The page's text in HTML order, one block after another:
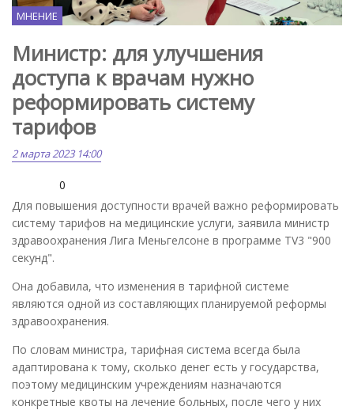
МНЕНИЕ
Министр: для улучшения
доступа к врачам нужно
реформировать систему
тарифов
2 марта 2023 14:00
0
Для повышения доступности врачей важно реформировать
систему тарифов на медицинские услуги, заявила министр
здравоохранения Лига Меньгелсоне в программе TV3 "900
секунд".
Она добавила, что изменения в тарифной системе
являются одной из составляющих планируемой реформы
здравоохранения.
По словам министра, тарифная система всегда была
адаптирована к тому, сколько денег есть у государства,
поэтому медицинским учреждениям назначаются
конкретные квоты на лечение больных, после чего у них